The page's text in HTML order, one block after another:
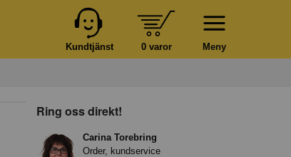
Meny
0 varor
Kundtjänst
Ring oss direkt!
Carina Torebring
Order, kundservice